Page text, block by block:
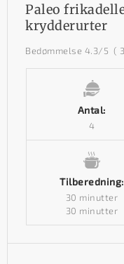
Paleo
krydderurter
Bedømmelse 4.3/5 ( 3
Antal:
4
Tilberedning:
30 minutter
30 minutter